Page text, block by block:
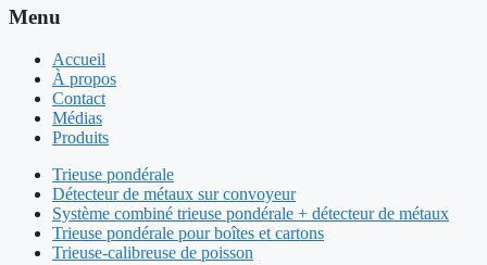
Menu
Accueil
À propos
Contact
Médias
Produits
Trieuse pondérale
Détecteur de métaux sur convoyeur
Système combiné trieuse pondérale + détecteur de métaux
Trieuse pondérale pour boîtes et cartons
Trieuse-calibreuse de poisson